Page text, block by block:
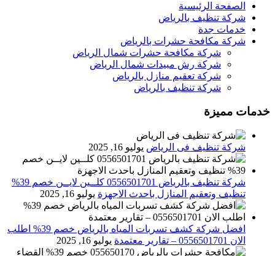
الصفحة الرئيسية
شركة تنظيف بالرياض
خدمات جدة
شركة مكافحة حشرات بالرياض
شركة مكافحة حشرات شمال الرياض
شركة رش مبيدات شمال الرياض
شركة تعقيم منازل بالرياض
شركة تنظيف بالرياض
خدمات مميزة
شركة تنظيف فى الرياض يوليو 16, 2025
شركة تنظيف بالرياض 0556501701 كلــين لايــن خصم 39%
تنظيف وتعقيم المنازل باحدث الاجهزة يوليو 16, 2025
افضل شركة كشف تسربات المياه بالرياض خصم 39% اطلب
الان 0556501701‬‏ – تقارير معتمدة
يوليو 16, 2025